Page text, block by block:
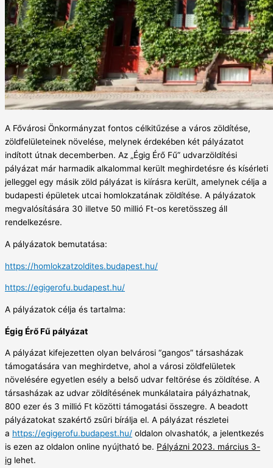
A Fővárosi Önkormányzat fontos célkitűzése a város zöldítése,
zöldfelületeinek növelése, melynek érdekében két pályázatot
indított útnak decemberben. Az „Égig Érő Fű” udvarzöldítési
pályázat már harmadik alkalommal került meghirdetésre és kísérleti
jelleggel egy másik zöld pályázat is kiírásra került, amelynek célja a
budapesti épületek utcai homlokzatának zöldítése. A pályázatok
megvalósítására 30 illetve 50 millió Ft-os keretösszeg áll
rendelkezésre.
A pályázatok bemutatása:
https://homlokzatzoldites.budapest.hu/
https://egigerofu.budapest.hu/
A pályázatok célja és tartalma:
Égig Érő Fű pályázat
A pályázat kifejezetten olyan belvárosi “gangos” társasházak
támogatására van meghirdetve, ahol a városi zöldfelületek
növelésére egyetlen esély a belső udvar feltörése és zöldítése. A
társasházak az udvar zöldítésének munkálataira pályázhatnak,
800 ezer és 3 millió Ft közötti támogatási összegre. A beadott
pályázatokat szakértő zsűri bírálja el. A pályázat részletei
a https://egigerofu.budapest.hu/ oldalon olvashatók, a jelentkezés
is ezen az oldalon online nyújtható be. Pályázni 2023. március 3-
ig lehet.